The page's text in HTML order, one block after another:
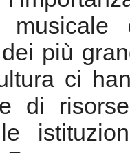
più
ci
di